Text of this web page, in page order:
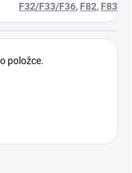
F32/F33/F36, F82, F83
položce.